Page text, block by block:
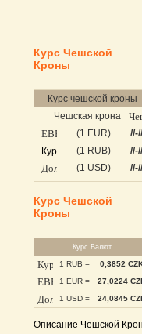
Курс Чешской
Кроны
Курс чешской кроны
Чешская крона
(1 EUR)
//-//
(1 RUB)
//-//
(1 USD)
//-//
Курс Чешской
Кроны
Курс Валют
1 RUB =
0,3852
1 EUR =
27,0224
1 USD =
24,0845
Описание Чешской